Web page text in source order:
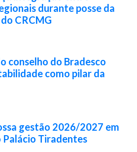
durante posse da
CRCMG
conselho do Bradesco
como pilar da
gestão 2026/2027 em
Palácio Tiradentes